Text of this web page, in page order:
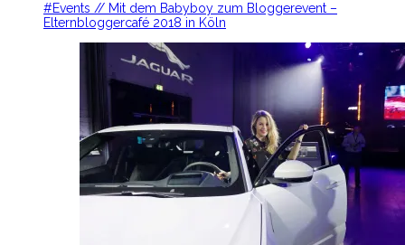
#Events // Mit dem Babyboy zum Bloggerevent –
Elternbloggercafé 2018 in Köln